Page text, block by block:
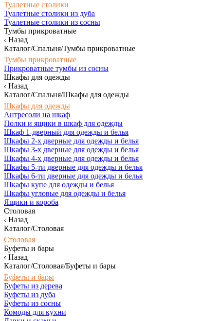
Туалетные столики
Туалетные столики из дуба
Туалетные столики из сосны
Тумбы прикроватные
Назад
Каталог/Спальня/Тумбы прикроватные
Тумбы прикроватные
Прикроватные тумбы из сосны
Шкафы для одежды
Назад
Каталог/Спальня/Шкафы для одежды
Шкафы для одежды
Антресоли на шкаф
Полки и ящики в шкаф для одежды
Шкаф 1-дверный для одежды и белья
Шкафы 2-х дверные для одежды и белья
Шкафы 3-х дверные для одежды и белья
Шкафы 4-х дверные для одежды и белья
Шкафы 5-ти дверные для одежды и белья
Шкафы 6-ти дверные для одежды и белья
Шкафы купе для одежды и белья
Шкафы угловые для одежды и белья
Ящики и короба
Столовая
Назад
Каталог/Столовая
Столовая
Буфеты и бары
Назад
Каталог/Столовая/Буфеты и бары
Буфеты и бары
Буфеты из дерева
Буфеты из дуба
Буфеты из сосны
Комоды для кухни